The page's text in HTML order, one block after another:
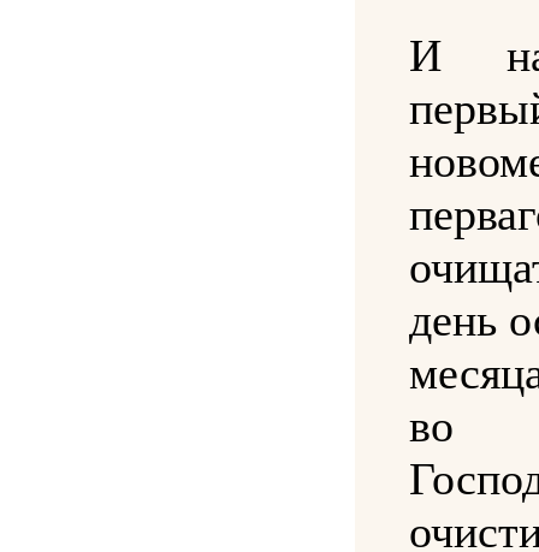
И
день
во